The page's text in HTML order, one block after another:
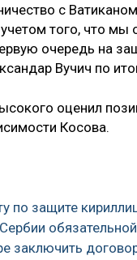
с
того, что
очередь на
Вучич по
оценил
Косова.
по защите
заключить